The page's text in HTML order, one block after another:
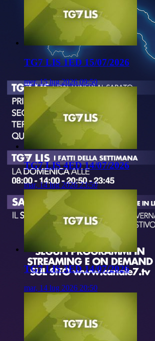
TG7 LIS 1ED 15/07/2026
mer, 15 lug 2026 09:50
TG7 LIS 4ED 14/07/2026
mar, 14 lug 2026 23:50
TG7 LIS 3ED 14/07/2026
mar, 14 lug 2026 20:50